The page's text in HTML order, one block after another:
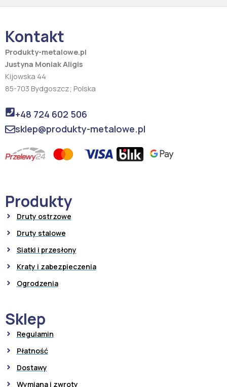
b
k
a
a
m
Kontakt
Produkty-metalowe.pl
Justyna Moniak Aligis
Kijowska 44
85-703 Bydgoszcz; Polska
+48 724 602 506
sklep@produkty-metalowe.pl
Produkty
Druty ostrzowe
Druty stalowe
Siatki i przesłony
Kraty i zabezpieczenia
Ogrodzenia
Sklep
Regulamin
Płatność
Dostawy
Wymiana i zwroty